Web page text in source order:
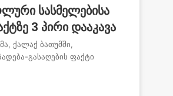
სასმელებისა
3 პირი დააკავა
ქალაქ ბათუმში,
გასაღების ფაქტი